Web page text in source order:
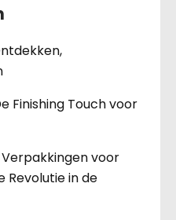
Finishing Touch voor
voor
Revolutie in de